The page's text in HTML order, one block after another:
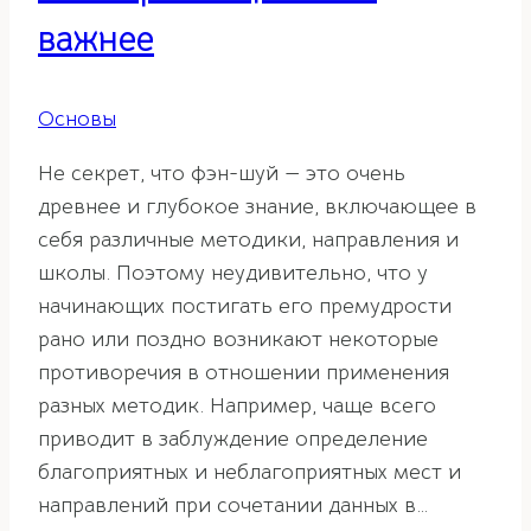
важнее
Основы
Не секрет, что фэн-шуй — это очень
древнее и глубокое знание, включающее в
себя различные методики, направления и
школы. Поэтому неудивительно, что у
начинающих постигать его премудрости
рано или поздно возникают некоторые
противоречия в отношении применения
разных методик. Например, чаще всего
приводит в заблуждение определение
благоприятных и неблагоприятных мест и
направлений при сочетании данных в…